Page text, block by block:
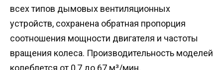
всех типов дымовых вентиляционных
устройств, сохранена обратная пропорция
соотношения мощности двигателя и частоты
вращения колеса. Производительность моделей
колеблется от 0,7 до 67 м³/мин.